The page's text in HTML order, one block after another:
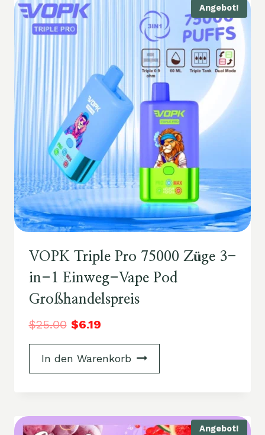
Angebot!
VOPK Triple Pro 75000 Züge 3-
in-1 Einweg-Vape Pod
Großhandelspreis
$25.00 $6.19
In den Warenkorb
Angebot!